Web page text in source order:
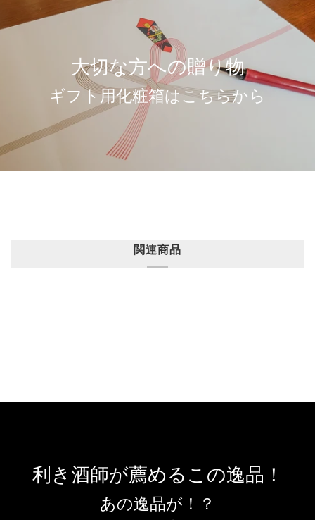
大切な方への贈り物
ギフト用化粧箱はこちらから
関連商品
利き酒師が薦めるこの逸品！
あの逸品が！？